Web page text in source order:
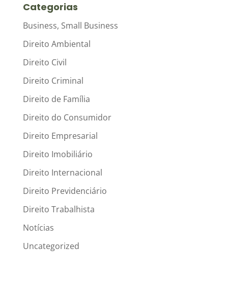
Categorias
Business, Small Business
Direito Ambiental
Direito Civil
Direito Criminal
Direito de Família
Direito do Consumidor
Direito Empresarial
Direito Imobiliário
Direito Internacional
Direito Previdenciário
Direito Trabalhista
Notícias
Uncategorized